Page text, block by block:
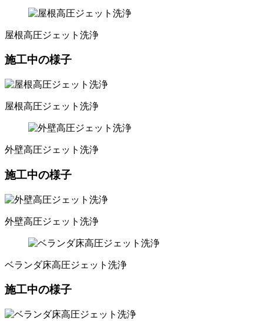
屋根高圧ジェット洗浄
施工中の様子
屋根高圧ジェット洗浄
外壁高圧ジェット洗浄
施工中の様子
外壁高圧ジェット洗浄
ベランダ床高圧ジェット洗浄
施工中の様子